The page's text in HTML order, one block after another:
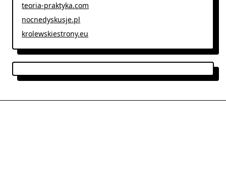
teoria-praktyka.com
nocnedyskusje.pl
krolewskiestrony.eu